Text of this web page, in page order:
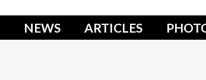
NEWS ARTICLES